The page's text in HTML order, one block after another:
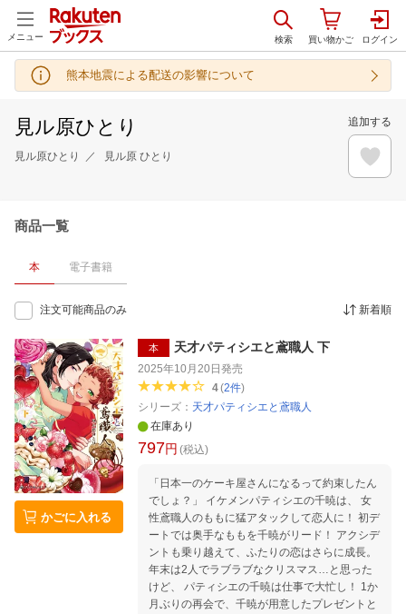
メニュー
熊本地震による配送の影響について
見ル原ひとり
見ル原ひとり 見ル原 ひとり
追加する
商品一覧
本 電子書籍
注文可能商品のみ 新着順
かごに入れる
本 天才パティシエと鳶職人 下
2025年10月20日 発売
4(2件)
シリーズ： 天才パティシエと鳶職人
在庫あり
797円 (税込)
「日本一のケーキ屋さんになるって約束したん
でしょ？」 イケメンパティシエの千暁は、 女
性鳶職人のももに猛アタックして恋人に！ 初デ
ートでは奥手なももを千暁がリード！ アクシデ
ントも乗り越えて、ふたりの恋はさらに成長。
年末は2人でラブラブなクリスマス…と思った
けど、 パティシエの千暁は仕事で大忙し！ 1か
月ぶりの再会で、千暁が用意したプレゼントと